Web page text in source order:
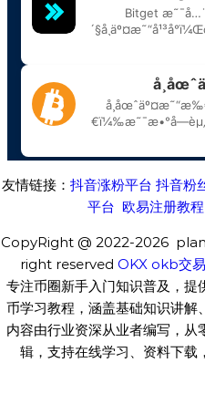
友情链接： 抖音涨粉平台 抖音粉
平台 欧易注册教程
CopyRight @ 2022-2026
right reserved OKX okb交
专注币圈新手入门知识普及，提
币学习教程，涵盖基础知识讲解
内容由行业资深从业者编写，
辑，支持在线学习、资料下载